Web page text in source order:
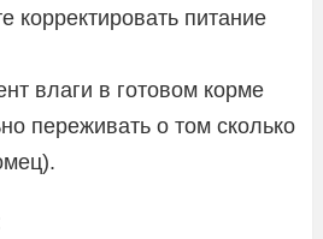
корректировать питание
влаги в готовом корме
переживать о том сколько